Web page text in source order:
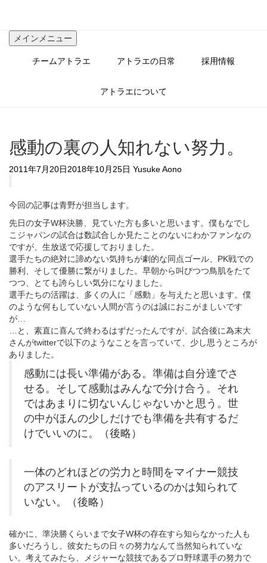
メインメニュー
チームアトラエ アトラエの日常 採用情報
アトラエについて
感動の裏の人知れない努力。
2011年7月20日2018年10月25日 Yusuke Aono
今回の記事は青野が担当します。
先日の女子W杯決勝、見ていた方も多いと思います。僕もなでし
こジャパンの試合は数試合しか見たことのないにわかファンなの
ですが、生放送で応援しておりました。
選手たちの絶対に諦めない気持ちが劇的な同点ゴール、PK戦での
勝利、そして優勝に繋がりました。早朝から叫びつつ鳥肌をたて
つつ、とても誇らしい気分になりました。
選手たちの活躍は、多くの人に「感動」を与えたと思います。僕
のような何もしていない人間が言うのは誠におこがましいです
が…
…と、素直に喜んで終わるはずだったんですが、試合後に為末大
さんがtwitterで以下のようなことを言っていて、少し思うところが
ありました。
感動には長い準備がある。準備は自分達でさ
せる。そして感動はみんなで分け合う。それ
ではあまりに切ないんじゃないかと思う。世
の中がほんの少しだけでも準備を共有するだ
けでいいのに。（後略）
一体のどれほどの労力と時間をマイナー競技
のアスリートが支払っているのかは知られて
いない。（後略）
確かに、準決勝くらいまで女子W杯の存在すら知らなかった人も
多いだろうし、彼女たちの日々の努力なんて当然知られていな
い。考えてみたら、メジャーな競技であるプロ野球選手の努力で